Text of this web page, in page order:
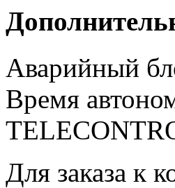
Аварийный
Время
Для заказа к